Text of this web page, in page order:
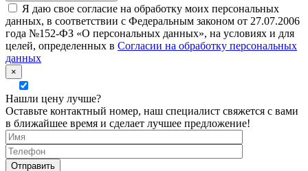
Я даю свое согласие на обработку моих персональных
данных, в соответствии с Федеральным законом от 27.07.2006
года №152-ФЗ «О персональных данных», на условиях и для
целей, определенных в Согласии на обработку персональных
данных
×
Нашли цену лучше?
Оставьте контактный номер, наш специалист свяжется с вами
в ближайшее время и сделает лучшее предложение!